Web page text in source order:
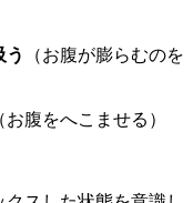
う
（お腹が膨らむのを
お腹をへこませる）